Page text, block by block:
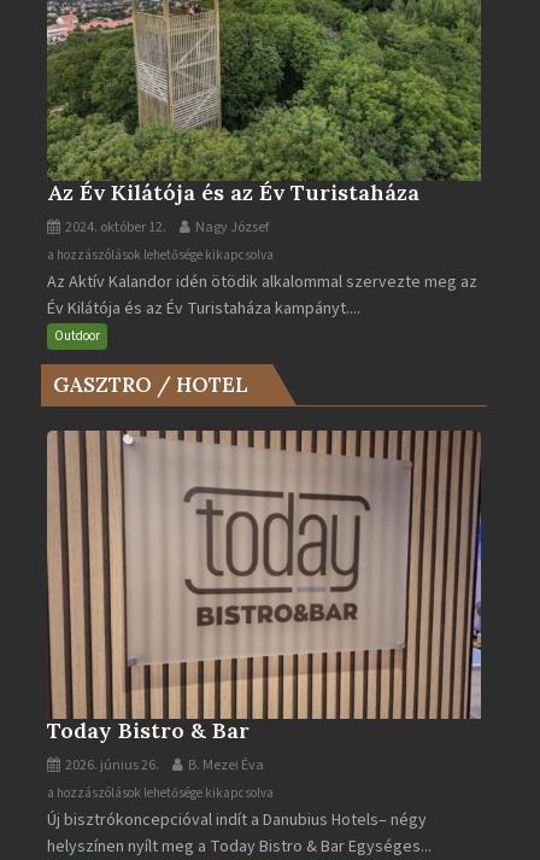
Az Év Kilátója és az Év Turistaháza
2024. október 12. Nagy József
Az
Év
Kilátója
és
Év
Turistaháza
bejegyzéshez
a hozzászólások lehetősége kikapcsolva
Az Aktív Kalandor idén ötödik alkalommal szervezte meg az
Év Kilátója és az Év Turistaháza kampányt....
Outdoor
GASZTRO / HOTEL
Today Bistro & Bar
2026. június 26. B. Mezei Éva
Today
Bistro
&
a hozzászólások lehetősége kikapcsolva
Új bisztrókoncepcióval indít a Danubius Hotels– négy
helyszínen nyílt meg a Today Bistro & Bar Egységes...